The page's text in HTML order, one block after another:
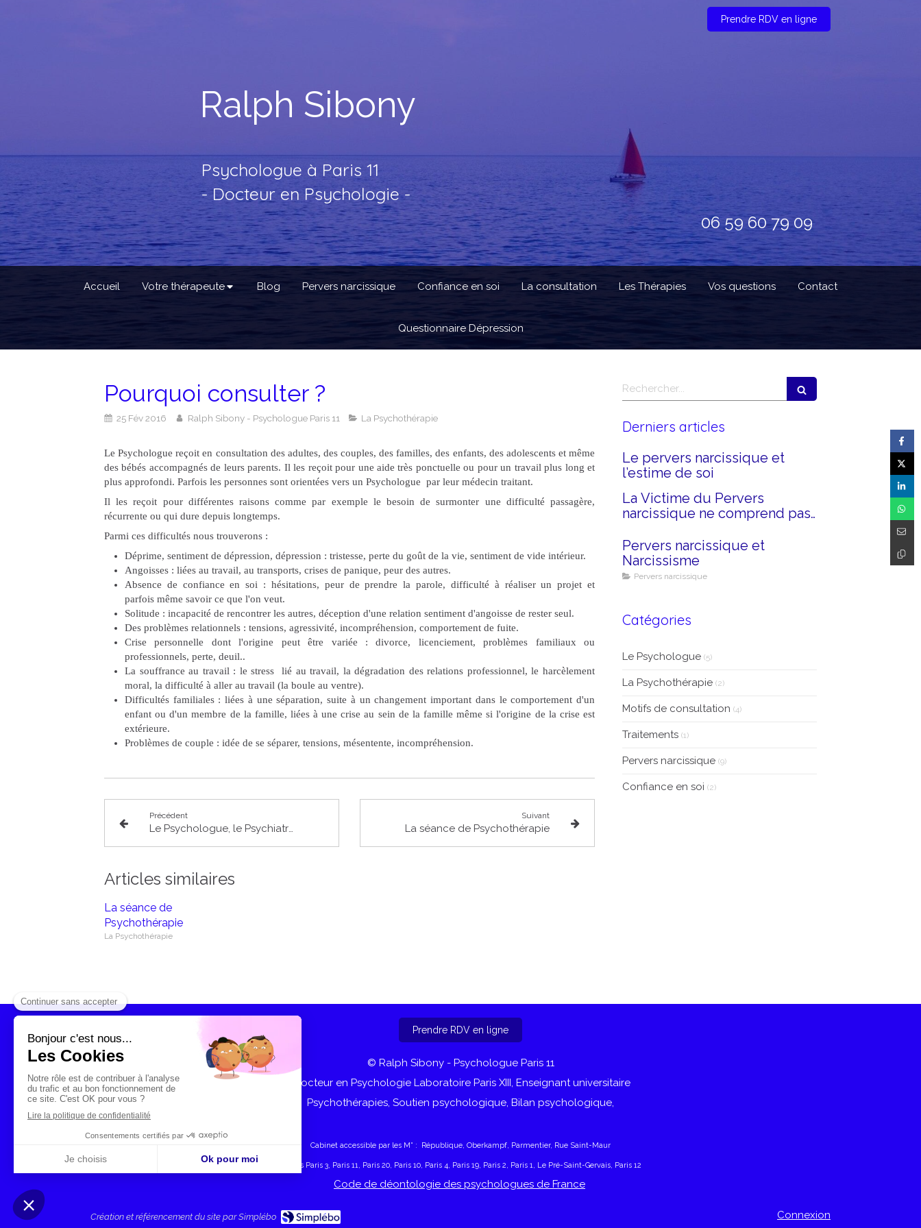
Accueil Votre thérapeute Blog Pervers narcissique Confiance en soi La consultation Les Thérapies Vos questions Contact
Questionnaire Dépression
Ralph Sibony
Psychologue à Paris 11
- Docteur en Psychologie -
06 59 60 79 09
Prendre RDV en ligne
Pourquoi consulter ?
25 Fév 2016 Ralph Sibony - Psychologue Paris 11 La Psychothérapie
Le Psychologue reçoit en consultation des adultes, des couples, des familles, des enfants, des adolescents et même
des bébés accompagnés de leurs parents. Il les reçoit pour une aide très ponctuelle ou pour un travail plus long et
plus approfondi. Parfois les personnes sont orientées vers un Psychologue par leur médecin traitant.
Il les reçoit pour différentes raisons comme par exemple le besoin de surmonter une difficulté passagère,
récurrente ou qui dure depuis longtemps.
Parmi ces difficultés nous trouverons :
Déprime, sentiment de dépression, dépression : tristesse, perte du goût de la vie, sentiment de vide intérieur.
Angoisses : liées au travail, au transports, crises de panique, peur des autres.
Absence de confiance en soi : hésitations, peur de prendre la parole, difficulté à réaliser un projet et
parfois même savoir ce que l'on veut.
Solitude : incapacité de rencontrer les autres, déception d'une relation sentiment d'angoisse de rester seul.
Des problèmes relationnels : tensions, agressivité, incompréhension, comportement de fuite.
Crise personnelle dont l'origine peut être variée : divorce, licenciement, problèmes familiaux ou
professionnels, perte, deuil..
La souffrance au travail : le stress lié au travail, la dégradation des relations professionnel, le harcèlement
moral, la difficulté à aller au travail (la boule au ventre).
Difficultés familiales : liées à une séparation, suite à un changement important dans le comportement d'un
enfant ou d'un membre de la famille, liées à une crise au sein de la famille même si l'origine de la crise est
extérieure.
Problèmes de couple : idée de se séparer, tensions, mésentente, incompréhension.
Précédent
Le Psychologue, le Psychiatre, le Psychothérapeute
Suivant
La séance de Psychothérapie
Articles similaires
La séance de
Psychothérapie
La Psychothérapie
Rechercher
Derniers articles
Le pervers narcissique et
l’estime de soi
La Victime du Pervers
narcissique ne comprend pas
Pervers narcissique et
Narcissisme
Pervers narcissique
Catégories
Le Psychologue (5)
La Psychothérapie (2)
Motifs de consultation (4)
Traitements (1)
Pervers narcissique (9)
Confiance en soi (2)
Prendre RDV en ligne
© Ralph Sibony - Psychologue Paris 11
Docteur en Psychologie Laboratoire Paris XIII, Enseignant universitaire
Psychothérapies, Soutien psychologique, Bilan psychologique,
Cabinet accessible par les M° : République, Oberkampf, Parmentier, Rue Saint-Maur
depuis Paris 3, Paris 11, Paris 20, Paris 10, Paris 4, Paris 19, Paris 2, Paris 1, Le Pré-Saint-Gervais, Paris 12
Code de déontologie des psychologues de France
Création et référencement du site par Simplébo Connexion